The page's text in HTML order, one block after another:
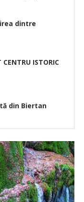
dintre
CENTRU ISTORIC
din Biertan